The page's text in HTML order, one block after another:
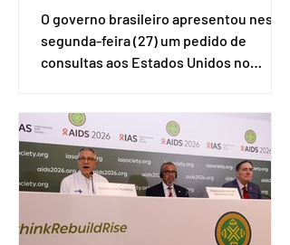
O governo brasileiro apresentou nesta
segunda-feira (27) um pedido de
consultas aos Estados Unidos no
(OMC), contestando duas medidas
tarifárias adotadas pelo país norte-
americano com base na Seção 301 da
Lei de Comércio de 1974. Segundo nota
divulgada pelo Ministério das Relações
Exteriores, o Brasil considera que as